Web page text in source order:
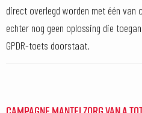
direct overlegd worden met één van
echter nog geen oplossing die
GPDR-toets doorstaat.